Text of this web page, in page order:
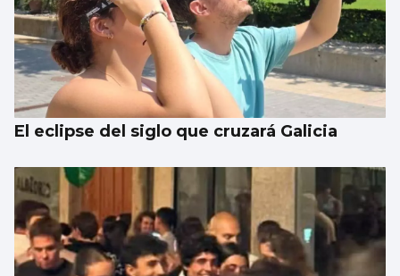
Un turista en Galicia, contagiado con
hantavirus
El eclipse del siglo que cruzará Galicia